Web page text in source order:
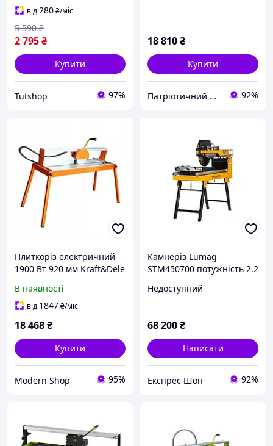
від280₴/міс
2 795₴
5 590 ₴
Купити
Tutshop 97%
18 810₴
Купити
Патріотичний Магазин 92%
Плиткоріз електричний
1900 Вт 920 мм Kraft&Dele
охолодженням для
керамограніту MDR
В наявності
від 1847₴/міс
18 468₴
Купити
Modern Shop 95%
Камнеріз Lumag
STM450700 потужність 2.2
мм максимальна товщина
Недоступний
68 200₴
Написати
Експрес Шоп 92%